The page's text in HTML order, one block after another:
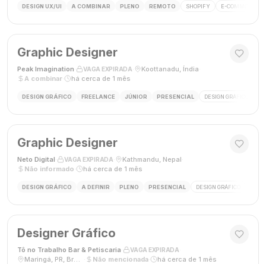
DESIGN UX/UI A COMBINAR PLENO REMOTO SHOPIFY E-COMMERCE
Graphic Designer
Peak Imagination VAGA EXPIRADA Koottanadu, Índia
A combinar
há cerca de 1 mês
DESIGN GRÁFICO FREELANCE JÚNIOR PRESENCIAL DESIGN GRÁFICO
Graphic Designer
Neto Digital VAGA EXPIRADA Kathmandu, Nepal
Não informado
há cerca de 1 mês
DESIGN GRÁFICO A DEFINIR PLENO PRESENCIAL DESIGN GRÁFICO
Designer Gráfico
Tô no Trabalho Bar & Petiscaria VAGA EXPIRADA
Maringá, PR, Brasil
Não mencionada há cerca de 1 mês